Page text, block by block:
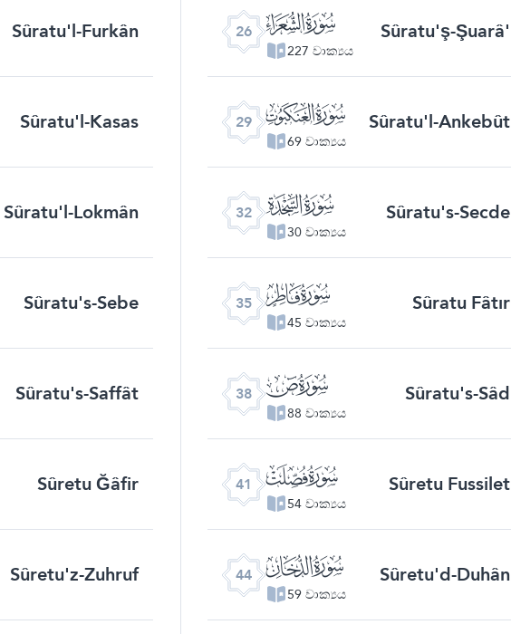
Sûratu'l-Furkân 26 ﮦ
227 වාක්‍යය
Sûratu'ş-Şuarâ'
Sûratu'l-Kasas 29 ﮩ
69 වාක්‍යය
Sûratu'l-Ankebût
Sûratu'l-Lokmân 32 ﮬ
30 වාක්‍යය
Sûratu's-Secde
Sûratu's-Sebe 35 ﮯ
45 වාක්‍යය
Sûratu Fâtır
Sûratu's-Saffât 38 ﯓ
88 වාක්‍යය
Sûratu's-Sâd
Sûretu Ğâfir 41 ﯖ
54 වාක්‍යය
Sûretu Fussilet
Sûretu'z-Zuhruf 44 ﯙ
59 වාක්‍යය
Sûretu'd-Duhân